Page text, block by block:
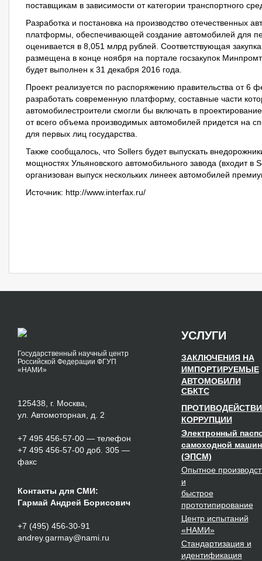
поставщикам в зависимости от категории транспортного
Разработка и постановка на производство отечественных
платформы, обеспечивающей создание автомобилей для
оценивается в 8,051 млрд рублей. Соответствующая
размещена в конце ноября на портале госзакупок
будет выполнен к 31 декабря 2016 года.
Проект реализуется по распоряжению правительства от 6
разработать современную платформу, составные части
автомобилестроители смогли бы включать в
от всего объема производимых автомобилей придется на
для первых лиц государства.
Также сообщалось, что Sollers будет выпускать
мощностях Ульяновского автомобильного завода (входит в
организован выпуск нескольких линеек автомобилей
Источник: http://www.interfax.ru/
Государственный научный центр
Российской Федерации ФГУП
«НАМИ»
125438, г. Москва,
ул. Автомоторная, д. 2
+7 495 456-57-00 — телефон
+7 495 456-57-00 доб. 305 —
факс
Контакты для СМИ:
Гармай Андрей Борисович
+7 (495) 456-30-91
andrey.garmay@nami.ru
УСЛУГИ
ЗАКЛЮЧЕНИЯ НА
ИМПОРТИРУЕМЫЕ
АВТОМОБИЛИ
СБКТС
КОРРУПЦИИ
Электронный
самоходной
(ЭПСМ)
Опытное
и
быстрое
прототипирование
Центр испытаний
«НАМИ»
Стандартизация и
идентификация